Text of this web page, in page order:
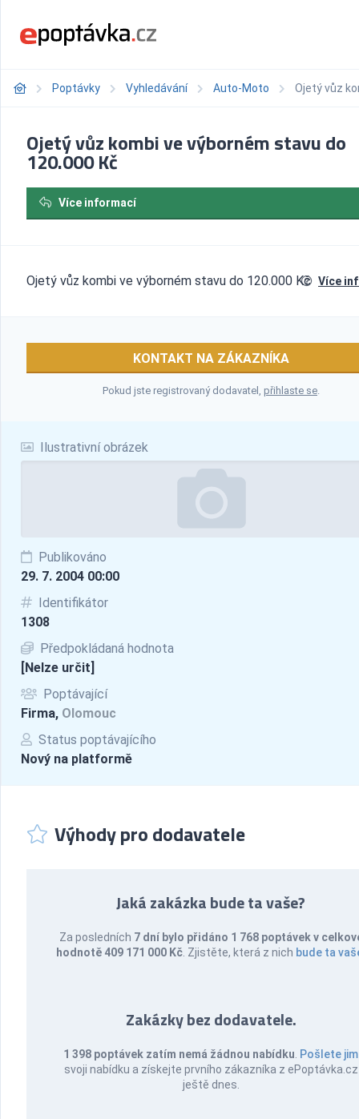
Poptávky Vyhledávání Auto-Moto Ojetý vůz
Ilustrativní obrázek
Publikováno
29. 7. 2004 00:00
Identifikátor
1308
Předpokládaná hodnota
[Nelze určit]
Poptávající
Firma, Olomouc
Status poptávajícího
Nový na platformě
Ojetý vůz kombi ve výborném stavu do
120.000 Kč
Více informací
Ojetý vůz kombi ve výborném stavu do 120.000 Kč Více
KONTAKT NA ZÁKAZNÍKA
Pokud jste registrovaný dodavatel, přihlaste se.
Výhody pro dodavatele
Jaká zakázka bude ta vaše?
Za posledních 7 dní bylo přidáno 1 768 poptávek v
hodnotě 409 171 000 Kč . Zjistěte, která z nich bude ta
Zakázky bez dodavatele.
1 398 poptávek zatím nemá žádnou nabídku Pošlete jim
svoji nabídku a získejte prvního zákazníka z ePoptávka.cz
ještě dnes.